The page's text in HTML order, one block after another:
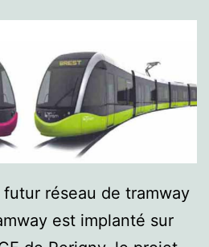
réseau de tramway
est implanté sur